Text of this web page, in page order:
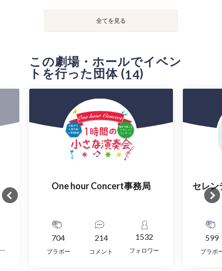
全てを見る
この劇場・ホールでイベン
トを行った団体 (14)
One hour Concert事務局
704
ブラボー
214
コメント
1532
フォロワー
セレン
599
ブラボ